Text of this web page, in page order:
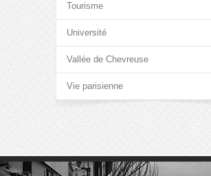
Tourisme
Université
Vallée de Chevreuse
Vie parisienne